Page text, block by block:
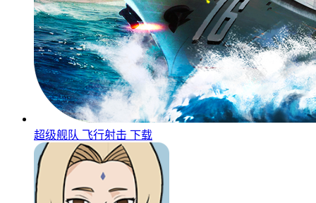
超级舰队 飞行射击 下载